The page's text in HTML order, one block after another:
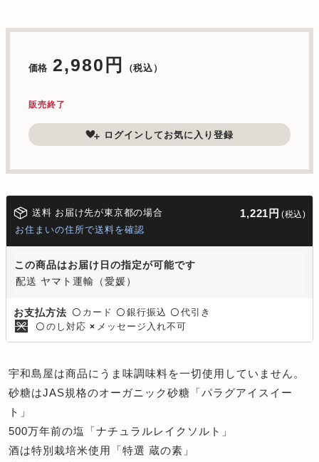
価格 2,980円 （税込）
販売終了
ログインしてお気に入り登録
送料 お届け先が東京都の場合 1,221円 (税込)
お住まいの住所で送料を確認
この商品はお届け日の指定が可能です
配送 ヤマト運輸（愛媛）
お支払方法 〇 カード 〇 銀行振込 〇 代引き
〇 のし対応 × メッセージ入れ不可
宇和島屋は商品にうま味調味料を一切使用していません。
砂糖はJAS規格のオーガニック砂糖「パラグアイスイー
ト」
500万年前の塩「ナチュラルレイクソルト」
酒は特別栽培米使用「特選 蔵の素」